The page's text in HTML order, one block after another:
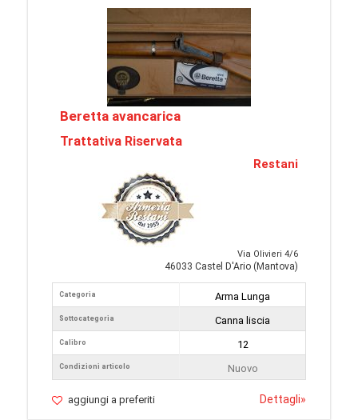
Beretta avancarica
Trattativa Riservata
Restani
Via Olivieri 4/6
46033 Castel D'Ario (Mantova)
Categoria
Sottocategoria
Calibro
Condizioni articolo
Arma Lunga
Canna liscia
12
Nuovo
aggiungi a preferiti Dettagli»